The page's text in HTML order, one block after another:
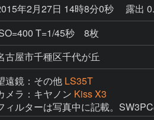
年2月27日 14時8分0秒
露出
T=1/45秒 8枚
古屋市千種区千代が丘
遠鏡：その他 LS35T
メラ：キヤノン Kiss X3
ィルターは写真中に記載。